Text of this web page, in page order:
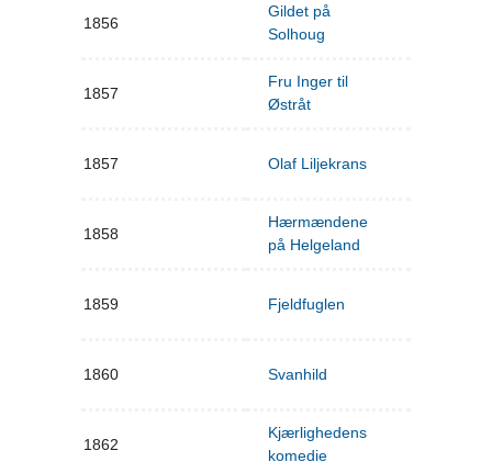
1856
Gildet på
Solhoug
1857
Fru Inger til
Østråt
1857 Olaf Liljekrans
1858
Hærmændene
på Helgeland
1859 Fjeldfuglen
1860 Svanhild
1862
Kjærlighedens
komedie